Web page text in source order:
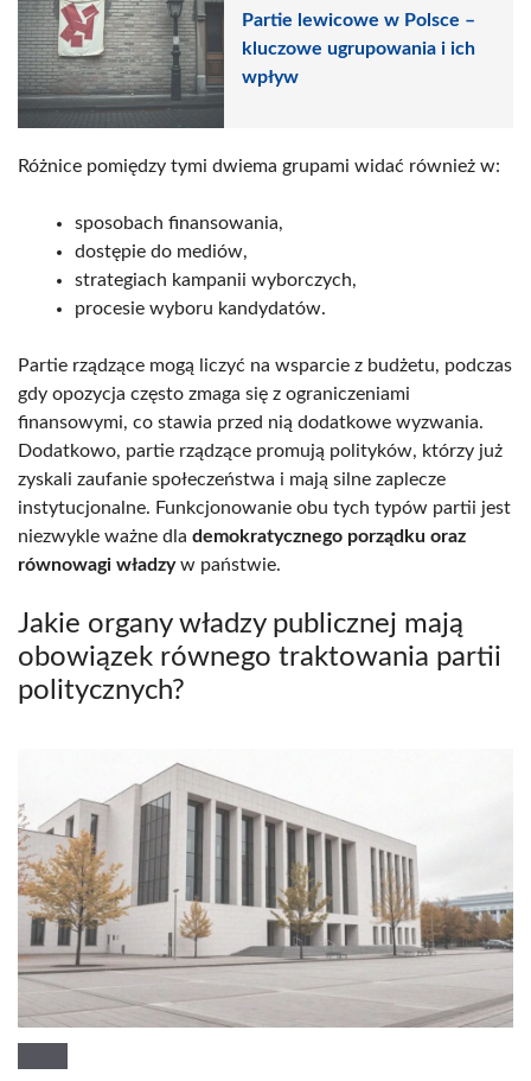
Partie lewicowe w Polsce –
kluczowe ugrupowania i ich
wpływ
Różnice pomiędzy tymi dwiema grupami widać również w:
sposobach finansowania,
dostępie do mediów,
strategiach kampanii wyborczych,
procesie wyboru kandydatów.
Partie rządzące mogą liczyć na wsparcie z budżetu, podczas
gdy opozycja często zmaga się z ograniczeniami
finansowymi, co stawia przed nią dodatkowe wyzwania.
Dodatkowo, partie rządzące promują polityków, którzy już
zyskali zaufanie społeczeństwa i mają silne zaplecze
instytucjonalne. Funkcjonowanie obu tych typów partii jest
niezwykle ważne dla demokratycznego porządku oraz
równowagi władzyw państwie.
Jakie organy władzy publicznej mają
obowiązek równego traktowania partii
politycznych?